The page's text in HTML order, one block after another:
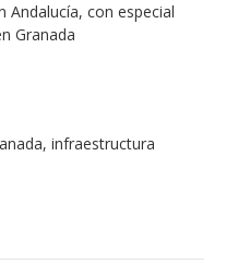
Andalucía, con especial
Granada
infraestructura